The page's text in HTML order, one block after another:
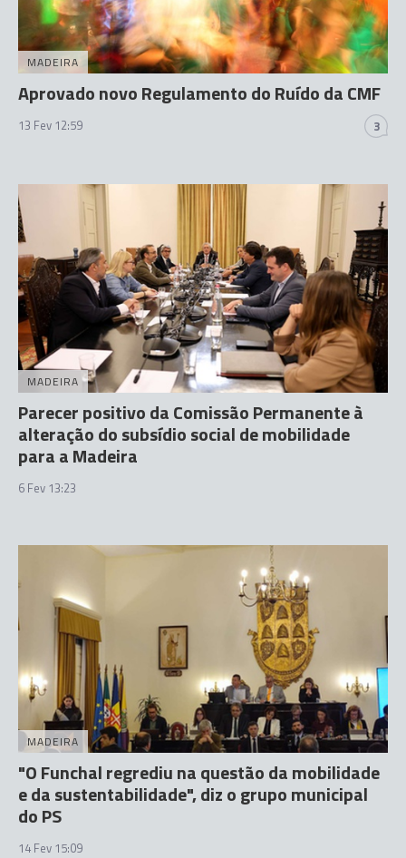
MADEIRA
Aprovado novo Regulamento do Ruído da CMF
13 Fev 12:59 3
MADEIRA
Parecer positivo da Comissão Permanente à
alteração do subsídio social de mobilidade
para a Madeira
6 Fev 13:23
MADEIRA
"O Funchal regrediu na questão da mobilidade
e da sustentabilidade", diz o grupo municipal
do PS
14 Fev 15:09